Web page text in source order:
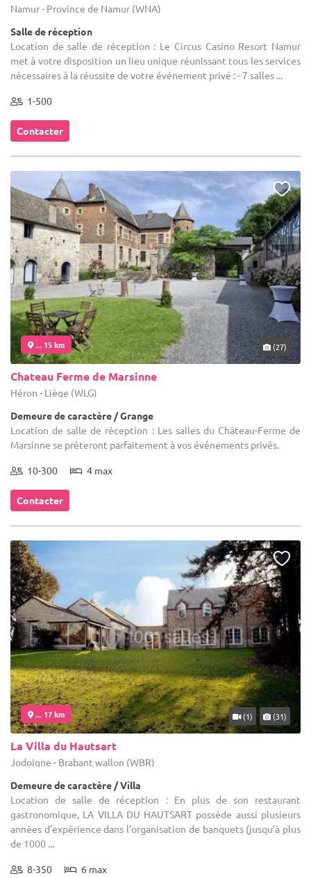
Namur - Province de Namur (WNA)
Salle de réception
Location de salle de réception : Le Circus Casino Resort Namur
met à votre disposition un lieu unique réunissant tous les services
nécessaires à la réussite de votre événement privé : - 7 salles ...
1-500
Contacter
... 15 km (27)
Chateau Ferme de Marsinne
Héron - Liège (WLG)
Demeure de caractère / Grange
Location de salle de réception : Les salles du Château-Ferme de
Marsinne se prêteront parfaitement à vos événements privés.
10-300 4 max
Contacter
... 17 km (1) (31)
La Villa du Hautsart
Jodoigne - Brabant wallon (WBR)
Demeure de caractère / Villa
Location de salle de réception : En plus de son restaurant
gastronomique, LA VILLA DU HAUTSART possède aussi plusieurs
années d'expérience dans l'organisation de banquets (jusqu'à plus
de 1000 ...
8-350 6 max